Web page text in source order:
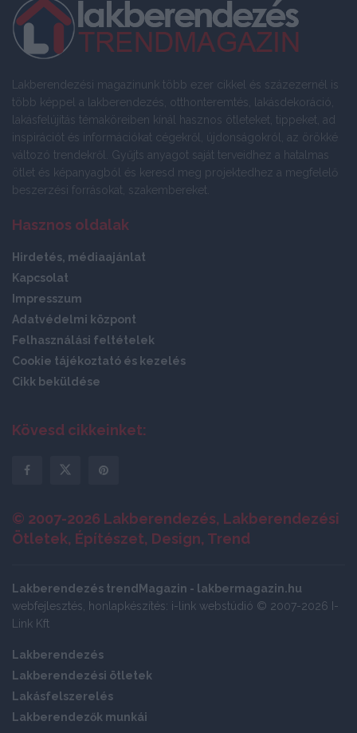
Lakberendezési magazinunk több ezer cikkel és százezernél is
több képpel a lakberendezés, otthonteremtés, lakásdekoráció,
lakásfelújítás témaköreiben kínál hasznos ötleteket, tippeket, ad
inspirációt és információkat cégekről, újdonságokról, az örökké
változó trendekről. Gyűjts anyagot saját terveidhez a hatalmas
ötlet és képanyagból és keresd meg projektedhez a megfelelő
beszerzési forrásokat, szakembereket.
Hasznos oldalak
Hirdetés, médiaajánlat
Kapcsolat
Impresszum
Adatvédelmi központ
Felhasználási feltételek
Cookie tájékoztató és kezelés
Cikk beküldése
Kövesd cikkeinket:
© 2007-2026 Lakberendezés, Lakberendezési
Ötletek, Építészet, Design, Trend
Lakberendezés trendMagazin - lakbermagazin.hu
webfejlesztés, honlapkészítés: i-link webstúdió © 2007-2026 I-
Link Kft
Lakberendezés
Lakberendezési ötletek
Lakásfelszerelés
Lakberendezők munkái